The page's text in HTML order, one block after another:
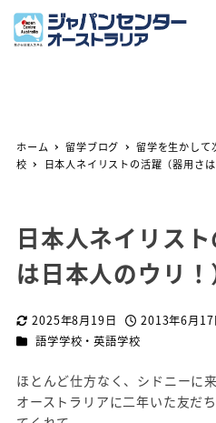
ホーム 留学ブログ 留学を生かして
校
日本人ネイリストの活躍（器用さは
日本人ネイリス
は日本人のウリ！
更新日2025年8月19日 投稿日2013年6月17
カテゴリー
語学学校・英語学校
ほとんど仕方なく、シドニーに
オーストラリアに二年いた友だ